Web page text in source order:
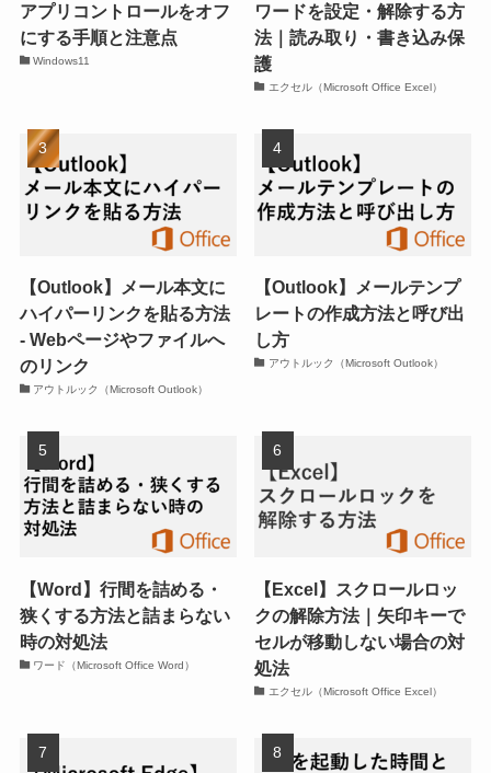
アプリコントロールをオフ
にする手順と注意点
Windows11
ワードを設定・解除する方
法｜読み取り・書き込み保
護
エクセル（Microsoft Office Excel）
【Outlook】メール本文に
ハイパーリンクを貼る方法
- Webページやファイルへ
のリンク
アウトルック（Microsoft Outlook）
【Outlook】メールテンプ
レートの作成方法と呼び出
し方
アウトルック（Microsoft Outlook）
【Word】行間を詰める・
狭くする方法と詰まらない
時の対処法
ワード（Microsoft Office Word）
【Excel】スクロールロッ
クの解除方法｜矢印キーで
セルが移動しない場合の対
処法
エクセル（Microsoft Office Excel）